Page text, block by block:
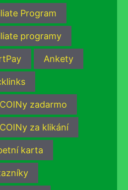
Program
programy
Ankety
zadarmo
za klikání
karta